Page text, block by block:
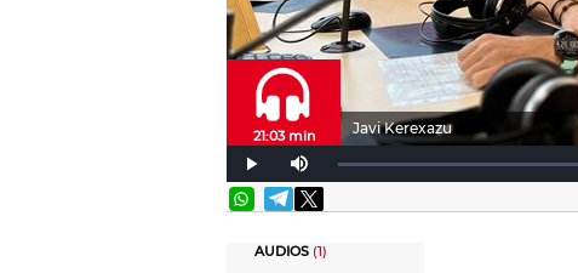
Javi Kerexazu
21:03 min
AUDIOS (1)